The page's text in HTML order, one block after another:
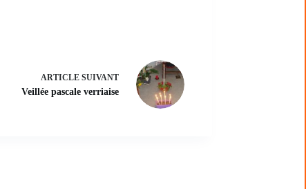
ARTICLESUIVANT
Veillée pascale verriaise